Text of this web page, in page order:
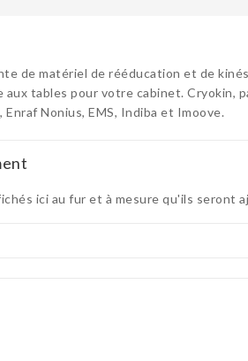
de matériel de rééducation et de
tables pour votre cabinet. Cryokin,
Nonius, EMS, Indiba et Imoove.
ici au fur et à mesure qu'ils seront